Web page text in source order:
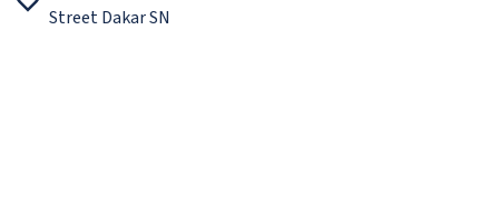
Street Dakar SN